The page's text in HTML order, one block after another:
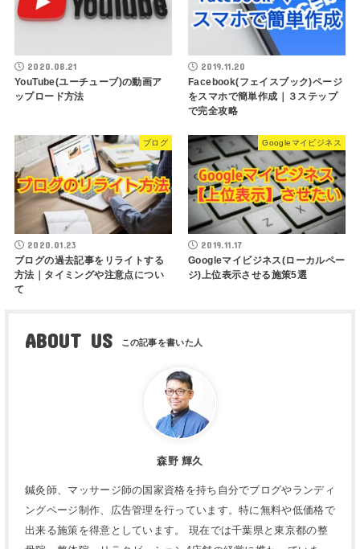
2020.08.21
YouTube(ユーチューブ)の動画ア
ップロード方法
2019.11.20
Facebook(フェイスブック)ページ
をスマホで簡単作成｜３ステップ
で完全攻略
ブログ
2020.01.23
ブログの過去記事をリライトする
方法｜タイミングや注意点につい
て
Googleマイビジネス
2019.11.17
Googleマイビジネス(ローカルペー
ジ)上位表示させる施策5選
ABOUT US
森野 輝久
鍼灸師、マッサージ師の国家資格を持ち自分でブログやランディ
ングページ制作、広告管理を行っています。特に無料や低価格で
出来る施策を得意としています。 現在では千葉県と東京都の整